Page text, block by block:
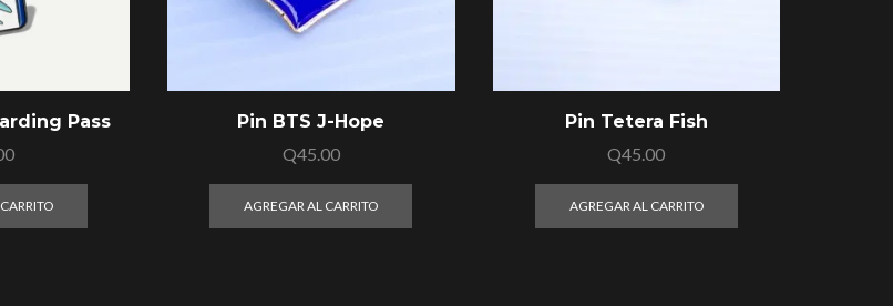
Pass
Pin BTS J-Hope
Q45.00
AGREGAR AL CARRITO
Pin Tetera Fish
Q45.00
AGREGAR AL CARRITO